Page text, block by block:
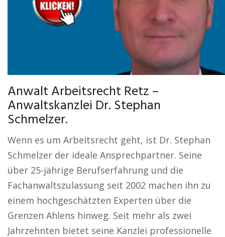
Anwalt Arbeitsrecht Retz –
Anwaltskanzlei Dr. Stephan
Schmelzer.
Wenn es um Arbeitsrecht geht, ist Dr. Stephan
Schmelzer der ideale Ansprechpartner. Seine
über 25-jährige Berufserfahrung und die
Fachanwaltszulassung seit 2002 machen ihn zu
einem hochgeschätzten Experten über die
Grenzen Ahlens hinweg. Seit mehr als zwei
Jahrzehnten bietet seine Kanzlei professionelle